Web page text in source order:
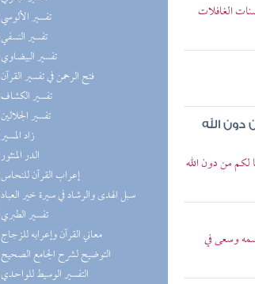
(80) تفسير الألوسي
(79) تفسير النسفي
(76) تفسير البيضاوي
(75) فتح الرحمن في تفسير القرآن
(75) تفسير الكشاف
(75) تفسير الجلالين
(75) زاد المسير
(64) الدر المنثور
(63) إعراب القرآن للنحاس
(56) سبل الهدى والرشاد في سيرة خير العباد
(55) تفسير الطبري
(50) معاني القرآن وإعرابه للزجاج
(47) التوضيح لشرح الجامع الصحيح
(41) التفسير الوسيط للواحدي
الغافلات
دون الله
لكم من دون الله
وسعى في